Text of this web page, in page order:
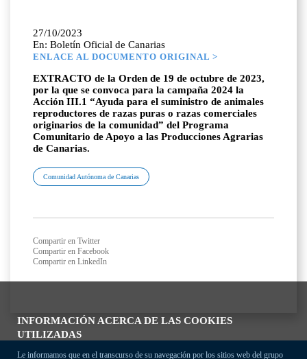
INFORMACIÓN ACERCA DE LAS COOKIES
UTILIZADAS
Le informamos que en el transcurso de su navegación por los sitios web del grupo
27/10/2023
En: Boletín Oficial de Canarias
ENLACE AL DOCUMENTO ORIGINAL >
EXTRACTO de la Orden de 19 de octubre de 2023,
por la que se convoca para la campaña 2024 la
Acción III.1 “Ayuda para el suministro de animales
reproductores de razas puras o razas comerciales
originarios de la comunidad” del Programa
Comunitario de Apoyo a las Producciones Agrarias
de Canarias.
Comunidad Autónoma de Canarias
Compartir en Twitter
Compartir en Facebook
Compartir en LinkedIn